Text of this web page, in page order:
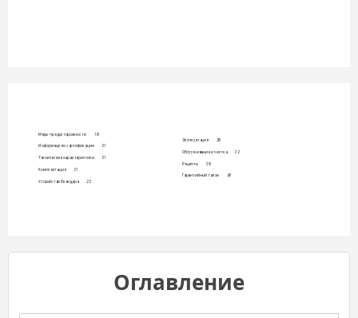
Меры предос торожности 18
Эксплуатация 28
Информаци я осертифик ации
21
Обслуживани е и чистк а 32
Технические хар актеристики 21
Рецепты
38
Компл ектация
21
Гарантийный талон
49
Устройство бл ендера 22
Оглавление